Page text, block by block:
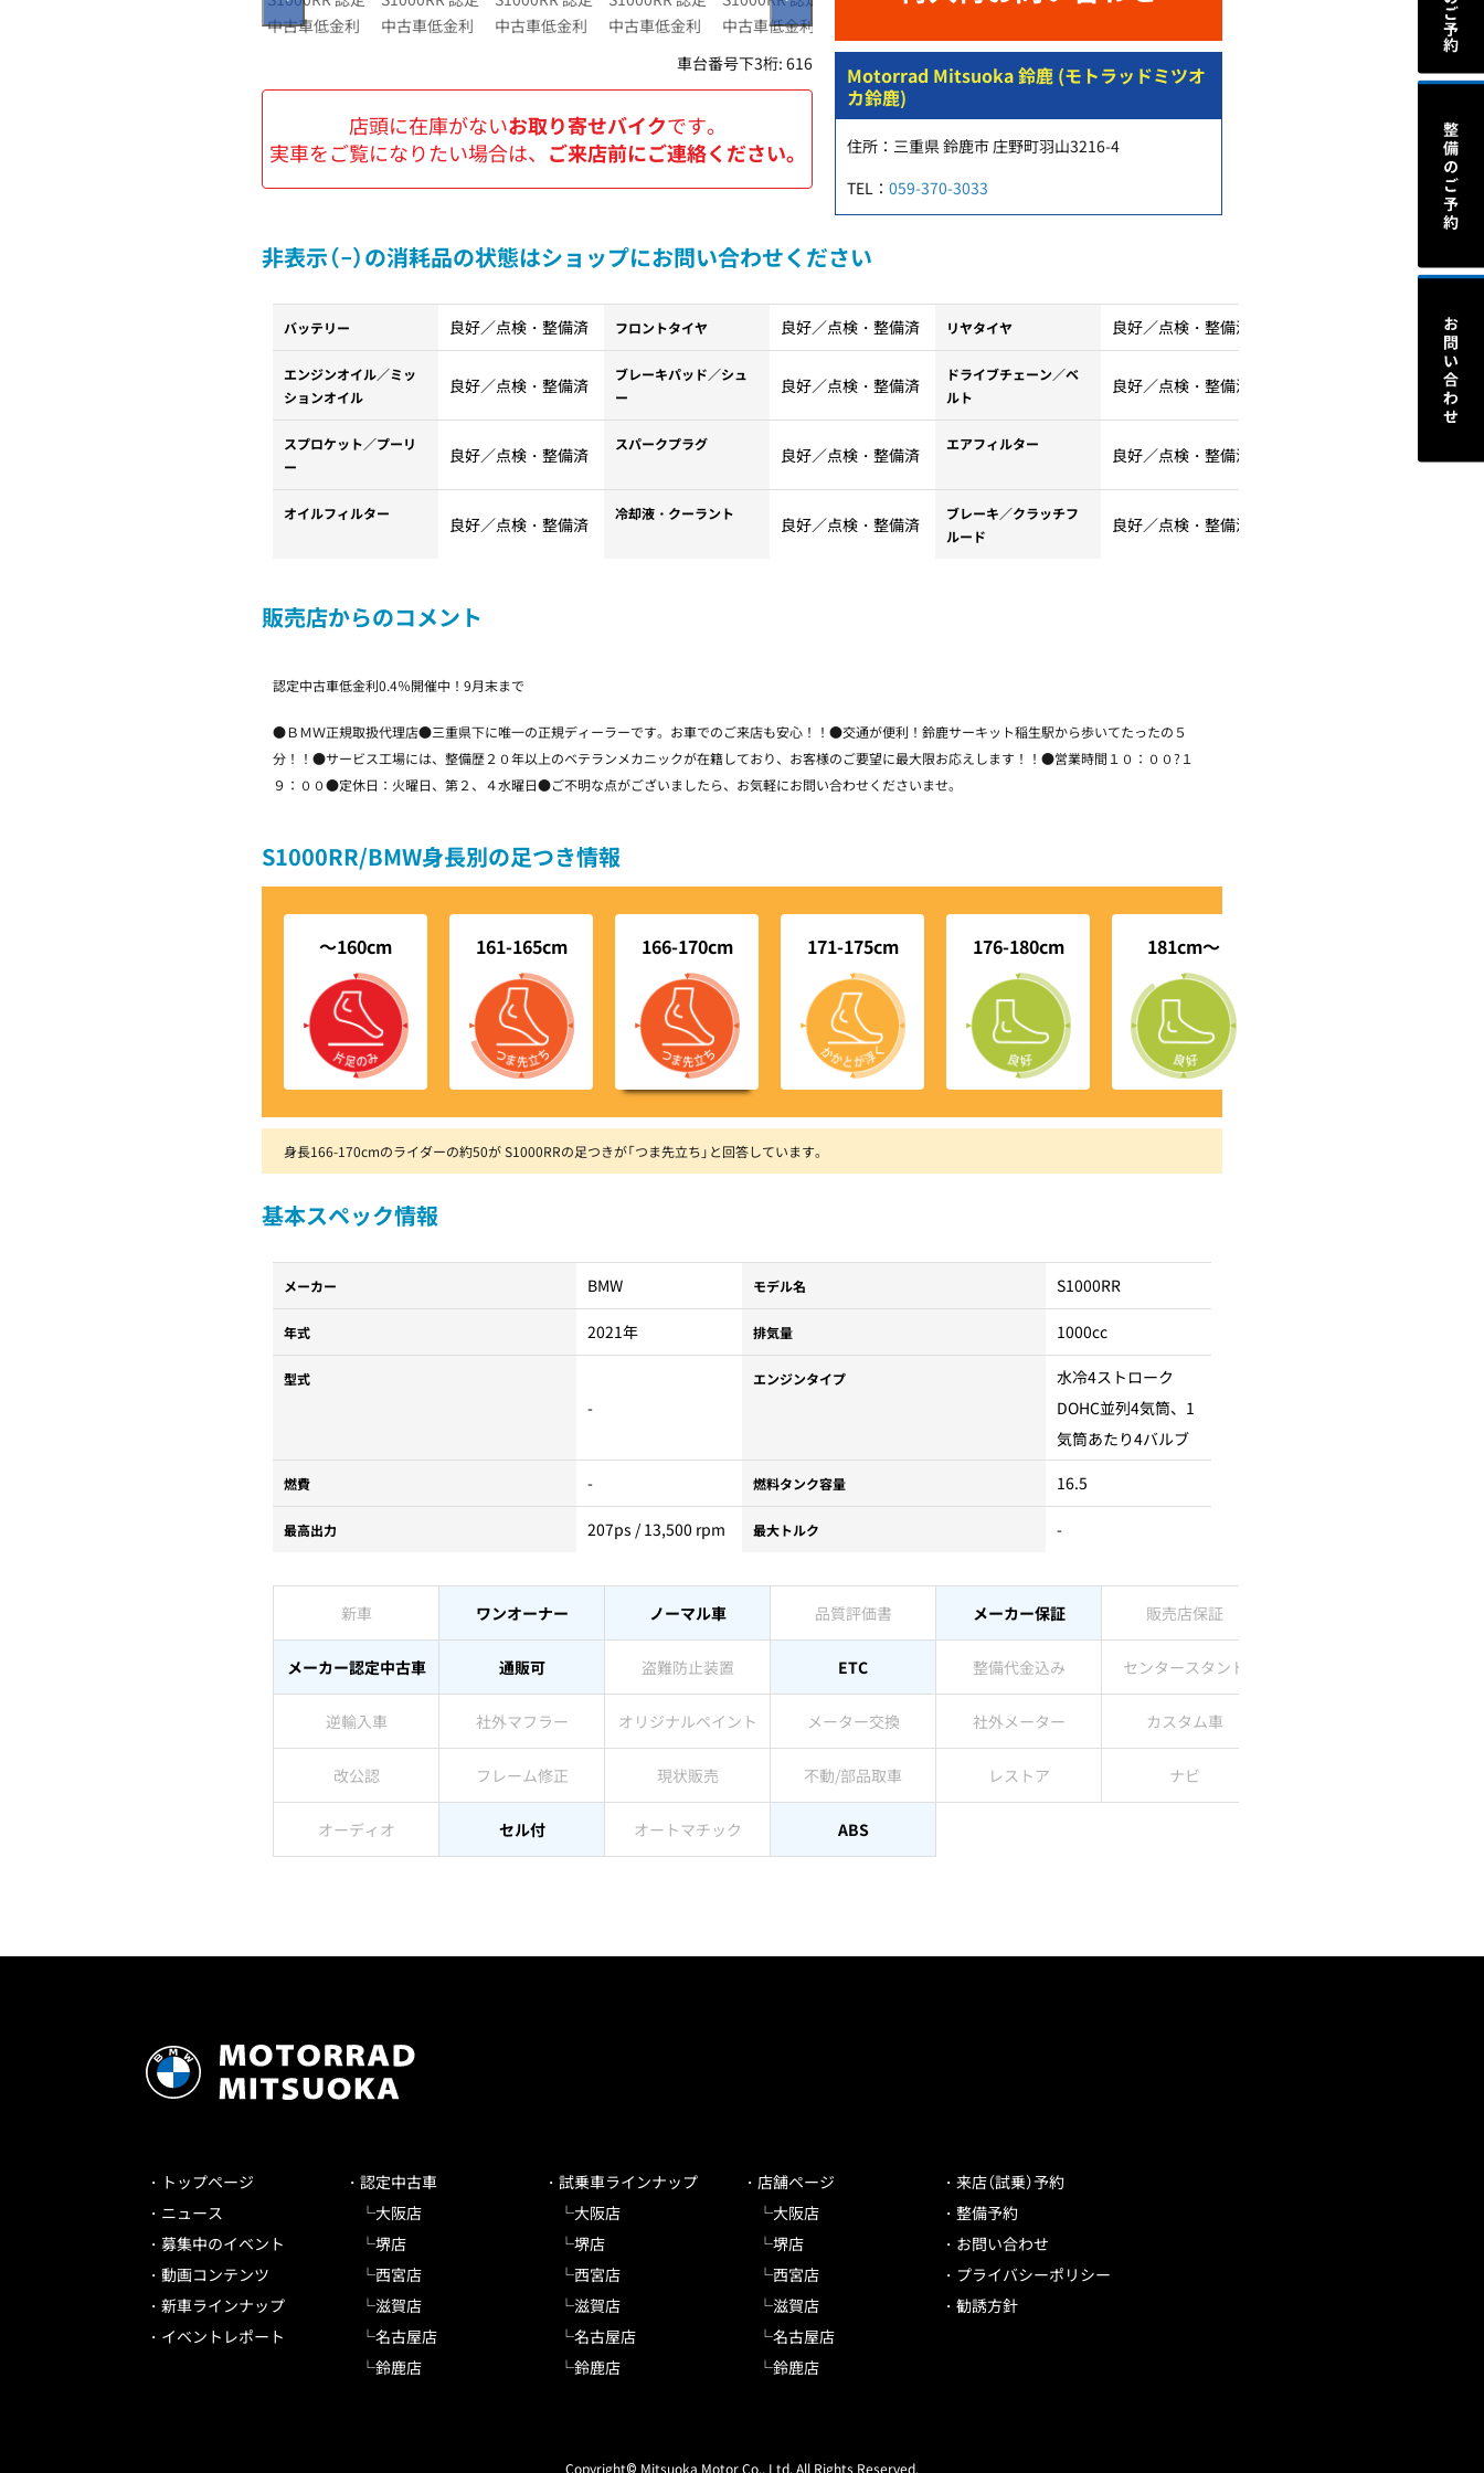
車台番号下3桁:616
店頭に在庫がないお取り寄せバイクです。
実車をご覧になりたい場合は、 ご来店前にご連絡ください。
Motorrad Mitsuoka 鈴鹿 (モトラッドミツオ
カ鈴鹿)
住所：三重県 鈴鹿市 庄野町羽山3216-4
TEL：059-370-3033
非表示（−）の消耗品の状態はショップにお問い合わせください
バッテリー 良好／点検・整備済 フロントタイヤ 良好／点検・整備済 リヤタイヤ 良好／点検・整備済
エンジンオイル／ミッ
ションオイル
良好／点検・整備済
ブレーキパッド／シュ
ー
良好／点検・整備済
ドライブチェーン／ベ
ルト
良好／点検・整備済
スプロケット／プーリ
ー
良好／点検・整備済
スパークプラグ
良好／点検・整備済
エアフィルター
良好／点検・整備済
オイルフィルター
良好／点検・整備済
冷却液・クーラント
良好／点検・整備済
ブレーキ／クラッチフ
ルード
良好／点検・整備済
販売店からのコメント
認定中古車低金利0.4％開催中！9月末まで
●ＢＭＷ正規取扱代理店●三重県下に唯一の正規ディーラーです。お車でのご来店も安心！！●交通が便利！鈴鹿サーキット稲生駅から歩いてたったの５
分！！●サービス工場には、整備歴２０年以上のベテランメカニックが在籍しており、お客様のご要望に最大限お応えします！！●営業時間１０：００?１
９：００●定休日：火曜日、第２、４水曜日●ご不明な点がございましたら、お気軽にお問い合わせくださいませ。
S1000RR/BMW身長別の足つき情報
～160cm 161-165cm 166-170cm 171-175cm 176-180cm 181cm～
身長166-170cmのライダーの約50が S1000RRの足つきが「つま先立ち」と回答しています。
基本スペック情報
メーカー BMW モデル名 S1000RR
年式 2021年 排気量 1000cc
型式
-
エンジンタイプ
水冷4ストローク
DOHC並列4気筒、1
気筒あたり4バルブ
燃費 - 燃料タンク容量 16.5
最高出力 207ps / 13,500 rpm 最大トルク -
新車 ワンオーナー ノーマル車 品質評価書 メーカー保証 販売店保証
メーカー認定中古車 通販可 盗難防止装置 ETC 整備代金込み センタースタンド
逆輸入車 社外マフラー オリジナルペイント メーター交換 社外メーター カスタム車
改公認 フレーム修正 現状販売 不動/部品取車 レストア ナビ
オーディオ セル付 オートマチック ABS
トップページ
ニュース
募集中のイベント
動画コンテンツ
新車ラインナップ
イベントレポート
認定中古車
大阪店
堺店
西宮店
滋賀店
名古屋店
鈴鹿店
試乗車ラインナップ
大阪店
堺店
西宮店
滋賀店
名古屋店
鈴鹿店
店舗ページ
大阪店
堺店
西宮店
滋賀店
名古屋店
鈴鹿店
来店（試乗）予約
整備予約
お問い合わせ
プライバシーポリシー
勧誘方針
Copyright© Mitsuoka Motor Co., Ltd. All Rights Reserved.